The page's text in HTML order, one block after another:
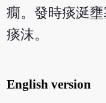
癇。發時痰涎
痰沫。
English version